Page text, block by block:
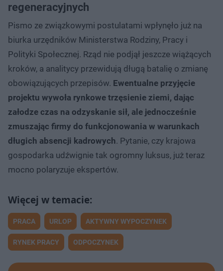
regeneracyjnych
Pismo ze związkowymi postulatami wpłynęło już na
biurka urzędników Ministerstwa Rodziny, Pracy i
Polityki Społecznej. Rząd nie podjął jeszcze wiążących
kroków, a analitycy przewidują długą batalię o zmianę
obowiązujących przepisów. Ewentualne przyjęcie
projektu wywoła rynkowe trzęsienie ziemi, dając
załodze czas na odzyskanie sił, ale jednocześnie
zmuszając firmy do funkcjonowania w warunkach
długich absencji kadrowych. Pytanie, czy krajowa
gospodarka udźwignie tak ogromny luksus, już teraz
mocno polaryzuje ekspertów.
PRACA URLOP AKTYWNY WYPOCZYNEK
RYNEK PRACY ODPOCZYNEK